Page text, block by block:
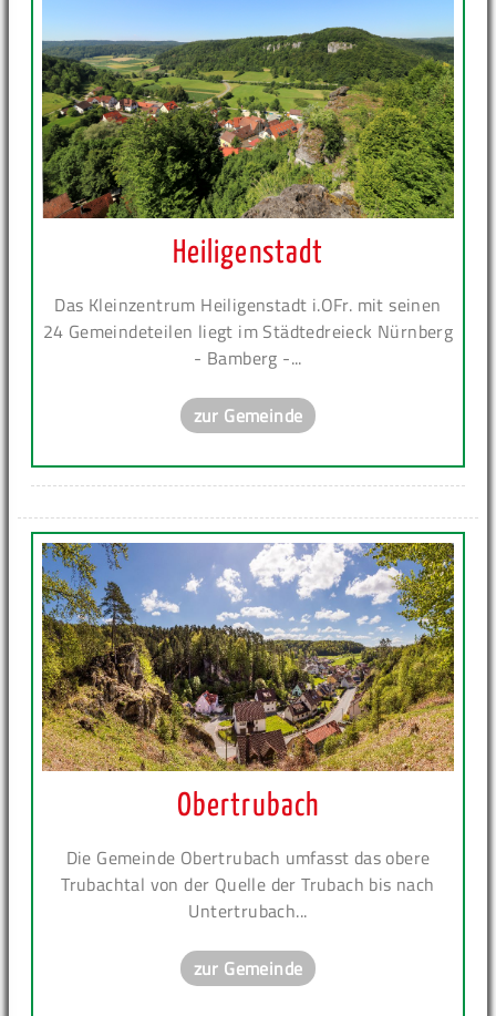
Heiligenstadt
Das Kleinzentrum Heiligenstadt i.OFr. mit seinen
24 Gemeindeteilen liegt im Städtedreieck Nürnberg
- Bamberg -...
zur Gemeinde
Obertrubach
Die Gemeinde Obertrubach umfasst das obere
Trubachtal von der Quelle der Trubach bis nach
Untertrubach...
zur Gemeinde